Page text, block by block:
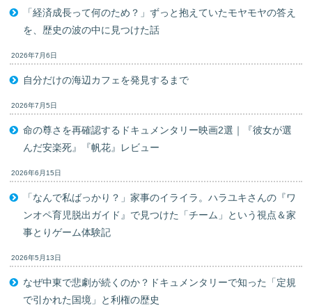
「経済成長って何のため？」ずっと抱えていたモヤモヤの答え
を、歴史の波の中に見つけた話
2026年7月6日
自分だけの海辺カフェを発見するまで
2026年7月5日
命の尊さを再確認するドキュメンタリー映画2選｜『彼女が選
んだ安楽死』『帆花』レビュー
2026年6月15日
「なんで私ばっかり？」家事のイライラ。ハラユキさんの『ワ
ンオペ育児脱出ガイド』で見つけた「チーム」という視点＆家
事とりゲーム体験記
2026年5月13日
なぜ中東で悲劇が続くのか？ドキュメンタリーで知った「定規
で引かれた国境」と利権の歴史